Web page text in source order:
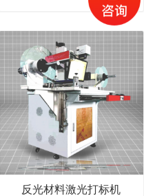
反光材料激光打标机